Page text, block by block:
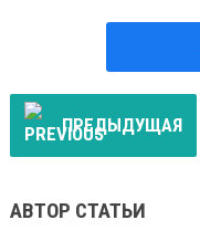
ПРЕДЫДУЩАЯ
АВТОР СТАТЬИ